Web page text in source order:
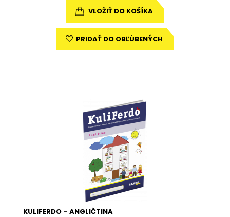
VLOŽIŤ DO KOŠÍKA
PRIDAŤ DO OBĽÚBENÝCH
KULIFERDO – ANGLIČTINA